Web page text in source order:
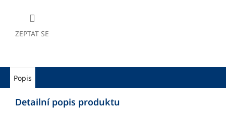
ZEPTAT SE
Popis
Detailní popis produktu